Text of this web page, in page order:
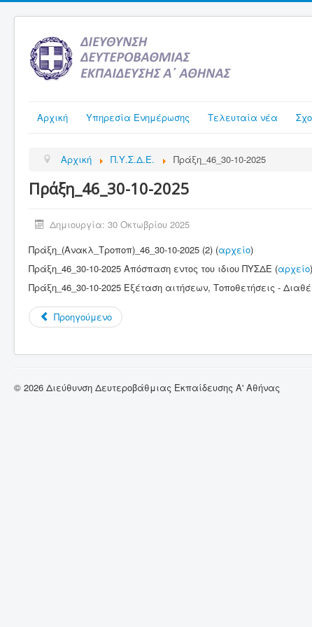
Αρχική Υπηρεσία Ενημέρωσης Τελευταία νέα
Αρχική Π.Υ.Σ.Δ.Ε. Πράξη_46_30-10-2025
Πράξη_46_30-10-2025
Δημιουργία: 30 Οκτωβρίου 2025
Πράξη_(Ανακλ_Τροποπ)_46_30-10-2025 (2) (αρχείο)
Πράξη_46_30-10-2025 Απόσπαση εντος του ιδιου ΠΥΣΔΕ (αρχείο)
Πράξη_46_30-10-2025 Εξέταση αιτήσεων, Τοποθετήσεις -
Προηγούμενο
© 2026 Διεύθυνση Δευτεροβάθμιας Εκπαίδευσης Α' Αθήνας